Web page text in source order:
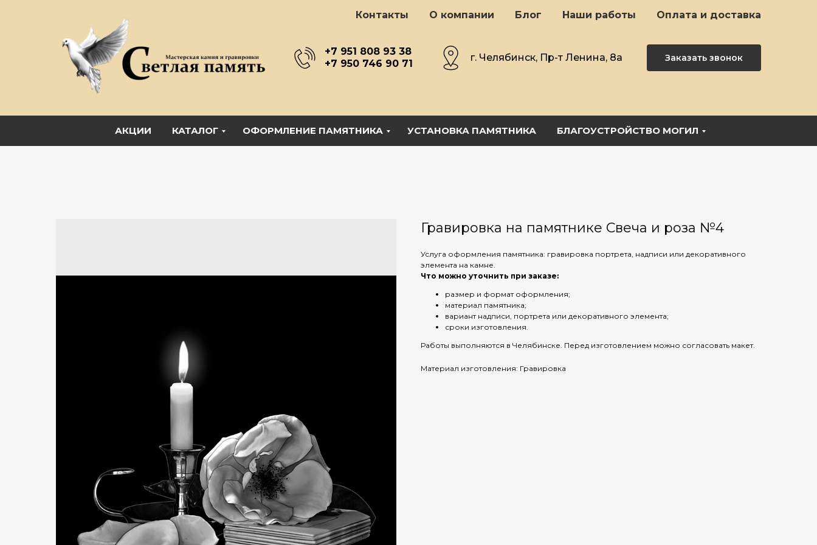
Контакты О компании Блог Наши работы Оплата и доставка
+7 951 808 93 38
+7 950 746 90 71
г. Челябинск, Пр-т Ленина, 8а Заказать звонок
АКЦИИ КАТАЛОГ ОФОРМЛЕНИЕ ПАМЯТНИКА УСТАНОВКА ПАМЯТНИКА БЛАГОУСТРОЙСТВО МОГИЛ
Гравировка на памятнике Свеча и роза №4
Услуга оформления памятника: гравировка портрета, надписи или декоративного
элемента на камне.
Что можно уточнить при заказе:
размер и формат оформления;
материал памятника;
вариант надписи, портрета или декоративного элемента;
сроки изготовления.
Работы выполняются в Челябинске. Перед изготовлением можно согласовать макет.
Материал изготовления: Гравировка